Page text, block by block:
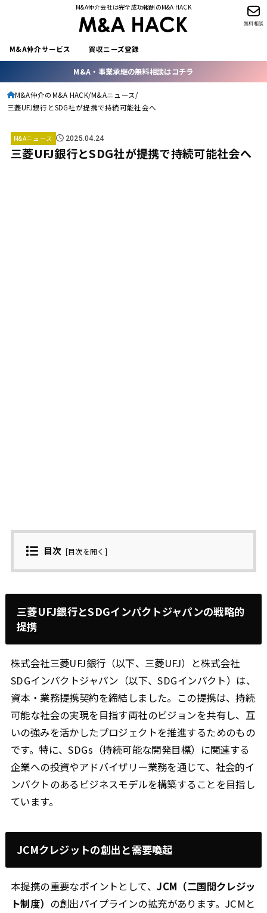
M&A仲介会社は完全成功報酬のM&A HACK
M&A仲介サービス 買収ニーズ登録
無料相談
M&A・事業承継の無料相談はコチラ
M&A仲介のM&A HACK M&Aニュース
三菱UFJ銀行とSDG社が提携で持続可能社会へ
M&Aニュース 2025.04.24
三菱UFJ銀行とSDG社が提携で持続可能社会へ
目次 [目次を開く ]
三菱UFJ銀行とSDGインパクトジャパンの戦略的
提携
株式会社三菱UFJ銀行（以下、三菱UFJ）と株式会社
SDGインパクトジャパン（以下、SDGインパクト）は、
資本・業務提携契約を締結しました。この提携は、持続
可能な社会の実現を目指す両社のビジョンを共有し、互
いの強みを活かしたプロジェクトを推進するためのもの
です。特に、SDGs（持続可能な開発目標）に関連する
企業への投資やアドバイザリー業務を通じて、社会的イ
ンパクトのあるビジネスモデルを構築することを目指し
ています。
JCMクレジットの創出と需要喚起
本提携の重要なポイントとして、JCM（二国間クレジッ
ト制度） の創出パイプラインの拡充があります。JCMと